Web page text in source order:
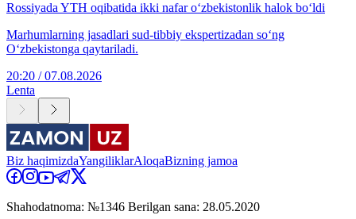
Rossiyada YTH oqibatida ikki nafar o‘zbekistonlik halok bo‘ldi
Marhumlarning jasadlari sud-tibbiy ekspertizadan so‘ng
O‘zbekistonga qaytariladi.
20:20 / 07.08.2026
Lenta
Biz haqimizdaYangiliklarAloqaBizning jamoa
Shahodatnoma: №1346 Berilgan sana: 28.05.2020